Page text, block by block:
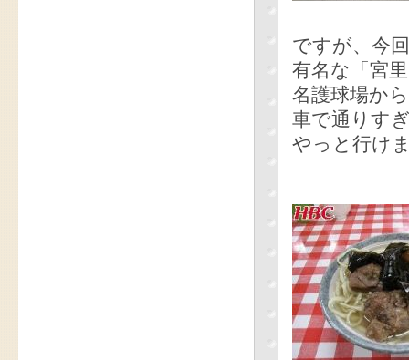
ですが、今
有名な「宮
名護球場か
車で通りす
やっと行け